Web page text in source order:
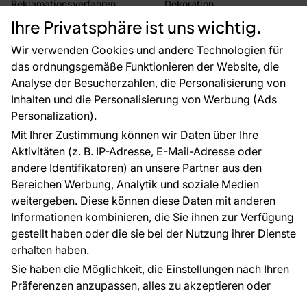
Ihre Privatsphäre ist uns wichtig.
Wir verwenden Cookies und andere Technologien für
das ordnungsgemäße Funktionieren der Website, die
Analyse der Besucherzahlen, die Personalisierung von
Inhalten und die Personalisierung von Werbung (Ads
Personalization).
Mit Ihrer Zustimmung können wir Daten über Ihre
Aktivitäten (z. B. IP-Adresse, E-Mail-Adresse oder
andere Identifikatoren) an unsere Partner aus den
Bereichen Werbung, Analytik und soziale Medien
weitergeben. Diese können diese Daten mit anderen
Informationen kombinieren, die Sie ihnen zur Verfügung
gestellt haben oder die sie bei der Nutzung ihrer Dienste
erhalten haben.
Sie haben die Möglichkeit, die Einstellungen nach Ihren
Präferenzen anzupassen, alles zu akzeptieren oder
Reklamationsverfahren
Rücksendung von Waren
CE-Zertifizierung
Großhandel
Raumvisualisierung
Dekoration
Selbstklebende Folien
Zubehör
Tapetenmuster
FÜR SIE
Blog
EU-Projekte
Ratschläge und Tipps
FAQ
ÜBER DAS UNTERNEHMEN
Kontakt
Haben Sie Fragen? Wir helfen Ihnen gerne weiter
und beraten Sie persönlich.
+49 781 95633072